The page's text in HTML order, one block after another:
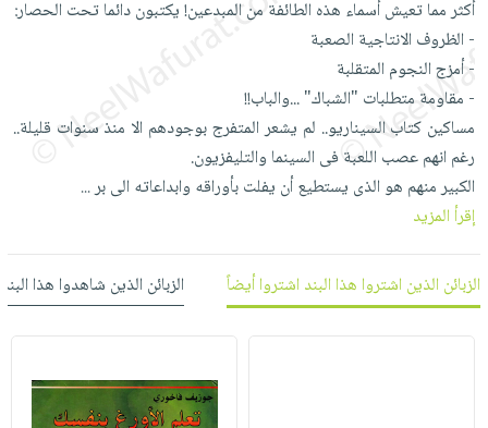
العناية
بالأسنان
الحمية
والتغذية
أدوات
المائدة
الأوعية
والتخزين
أدوات
المطبخ
الأكثر
مبيعاً
العودة
للمدارس
اكسسوارات
كتب
اكسسوارات
منزلية
ملابس
مطرزات
شحن
مجاني
بنود
مختارة
اشتراكات
كل
الاشتراكات
صندوق
القراءة
iKitab
بحث
متقدم
نيل
وفرات
أكثر مما تعيش أسماء هذه الطائفة من المبدعين! يكتبون دائما تحت الحصار:
- الظروف الانتاجية الصعبة
- أمزج النجوم المتقلبة
- مقاومة متطلبات "الشباك" ...والباب!!
مساكين كتاب السيناريو.. لم يشعر المتفرج بوجودهم الا منذ سنوات قليلة..
رغم انهم عصب اللعبة فى السينما والتليفزيون.
الكبير منهم هو الذى يستطيع أن يفلت بأوراقه وابداعاته الى بر...
إقرأ المزيد
الزبائن الذين اشتروا هذا البند اشتروا أيضاً الزبائن الذين شاهدوا هذا